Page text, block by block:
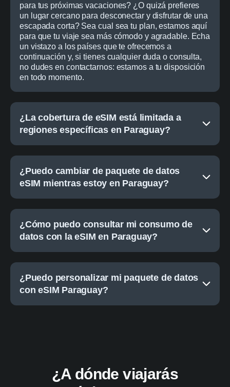
para tus próximas vacaciones? ¿O quizá prefieres
un lugar cercano para desconectar y disfrutar de una
escapada corta? Sea cual sea tu plan, estamos aquí
para que tu viaje sea más cómodo y agradable. Echa
un vistazo a los países que te ofrecemos a
continuación y, si tienes cualquier duda o consulta,
no dudes en contactarnos: estamos a tu disposición
en todo momento.
¿La cobertura de eSIM está limitada a
regiones específicas en Paraguay?
¿Puedo cambiar de paquete de datos
eSIM mientras estoy en Paraguay?
¿Cómo puedo consultar mi consumo de
datos con la eSIM en Paraguay?
¿Puedo personalizar mi paquete de datos
con eSIM Paraguay?
¿A dónde viajarás